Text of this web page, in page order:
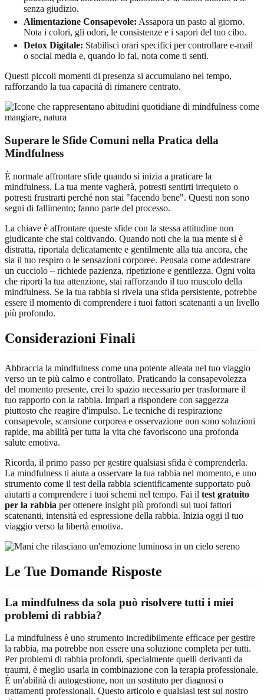
senza giudizio.
Alimentazione Consapevole: Assapora un pasto al giorno.
Nota i colori, gli odori, le consistenze e i sapori del tuo cibo.
Detox Digitale: Stabilisci orari specifici per controllare e-mail
o social media e, quando lo fai, nota come ti senti.
Questi piccoli momenti di presenza si accumulano nel tempo,
rafforzando la tua capacità di rimanere centrato.
Superare le Sfide Comuni nella Pratica della
Mindfulness
È normale affrontare sfide quando si inizia a praticare la
mindfulness. La tua mente vagherà, potresti sentirti irrequieto o
potresti frustrarti perché non stai "facendo bene". Questi non sono
segni di fallimento; fanno parte del processo.
La chiave è affrontare queste sfide con la stessa attitudine non
giudicante che stai coltivando. Quando noti che la tua mente si è
distratta, riportala delicatamente e gentilmente alla tua ancora, che
sia il tuo respiro o le sensazioni corporee. Pensala come addestrare
un cucciolo – richiede pazienza, ripetizione e gentilezza. Ogni volta
che riporti la tua attenzione, stai rafforzando il tuo muscolo della
mindfulness. Se la tua rabbia si rivela una sfida persistente, potrebbe
essere il momento di comprendere i tuoi fattori scatenanti a un livello
più profondo.
Considerazioni Finali
Abbraccia la mindfulness come una potente alleata nel tuo viaggio
verso un te più calmo e controllato. Praticando la consapevolezza
del momento presente, crei lo spazio necessario per trasformare il
tuo rapporto con la rabbia. Impari a rispondere con saggezza
piuttosto che reagire d'impulso. Le tecniche di respirazione
consapevole, scansione corporea e osservazione non sono soluzioni
rapide, ma abilità per tutta la vita che favoriscono una profonda
salute emotiva.
Ricorda, il primo passo per gestire qualsiasi sfida è comprenderla.
La mindfulness ti aiuta a osservare la tua rabbia nel momento, e uno
strumento come il test della rabbia scientificamente supportato può
aiutarti a comprendere i tuoi schemi nel tempo. Fai il test gratuito
per la rabbia per ottenere insight più profondi sui tuoi fattori
scatenanti, intensità ed espressione della rabbia. Inizia oggi il tuo
viaggio verso la libertà emotiva.
Le Tue Domande Risposte
La mindfulness da sola può risolvere tutti i miei
problemi di rabbia?
La mindfulness è uno strumento incredibilmente efficace per gestire
la rabbia, ma potrebbe non essere una soluzione completa per tutti.
Per problemi di rabbia profondi, specialmente quelli derivanti da
traumi, è meglio usarla in combinazione con la terapia professionale.
È un'abilità di autogestione, non un sostituto per diagnosi o
trattamenti professionali. Questo articolo e qualsiasi test sul nostro